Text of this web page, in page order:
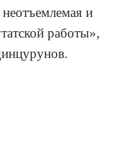
и
работы»,